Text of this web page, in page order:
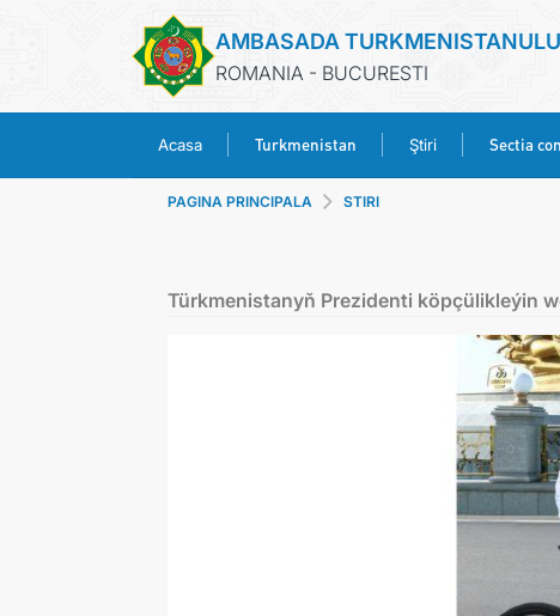
AMBASADA
ROMANIA - BUCURESTI
Acasa Turkmenistan Ştiri Sectia
PAGINA PRINCIPALA STIRI
Türkmenistanyň Prezidenti köpçülikleýin